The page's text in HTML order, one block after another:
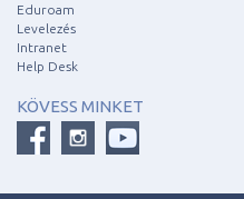
Eduroam
Levelezés
Intranet
Help Desk
KÖVESS MINKET